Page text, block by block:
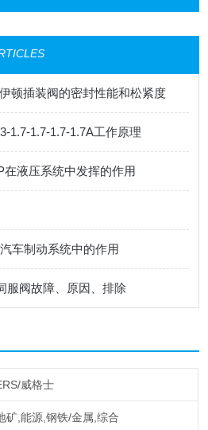
顿插装阀的密封性能和松紧度
1.7-1.7-1.7-1.7A工作原理
液压系统中发挥的作用
车制动系统中的作用
服阀故障、原因、排除
威格士
矿,能源,钢铁/金属,综合